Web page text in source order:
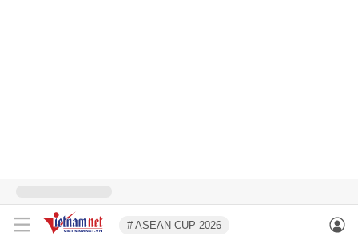
# ASEAN CUP 2026